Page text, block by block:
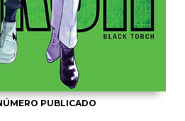
PUBLICADO